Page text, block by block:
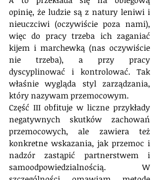
opinię, że ludzie są z natury leniwi i
nieuczciwi (oczywiście poza nami),
więc do pracy trzeba ich zaganiać
kijem i marchewką (nas oczywiście
nie trzeba), a przy pracy
dyscyplinować i kontrolować. Tak
właśnie wygląda styl zarządzania,
który nazywam przemocowym.
Część III obfituje w liczne przykłady
negatywnych skutków zachowań
przemocowych, ale zawiera też
konkretne wskazania, jak przemoc i
nadzór zastąpić partnerstwem i
samoodpowiedzialnością. W